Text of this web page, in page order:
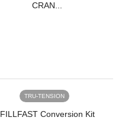
CRAN...
TRU-TENSION
FILLFAST Conversion Kit